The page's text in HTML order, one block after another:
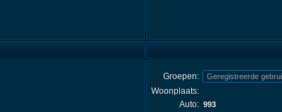
Groepen:
Woonplaats:
Auto: 993